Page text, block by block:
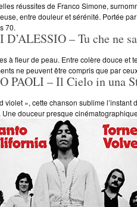
réussites de Franco Simone,
entre douleur et sérénité. Portée
70.
D’ALESSIO – Tu che ne
à fleur de peau. Entre colère douce et
ne peuvent être compris que par
PAOLI – Il Cielo in una
violet », cette chanson sublime
Une douceur presque